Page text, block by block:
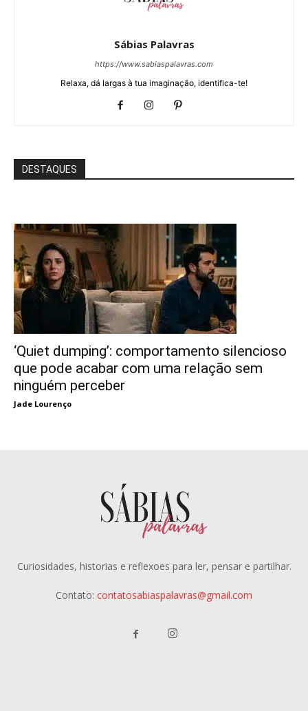
Sábias Palavras
https://www.sabiaspalavras.com
Relaxa, dá largas à tua imaginação, identifica-te!
DESTAQUES
‘Quiet dumping’: comportamento silencioso
que pode acabar com uma relação sem
ninguém perceber
Jade Lourenço
Curiosidades, historias e reflexoes para ler, pensar e partilhar.
Contato: contatosabiaspalavras@gmail.com